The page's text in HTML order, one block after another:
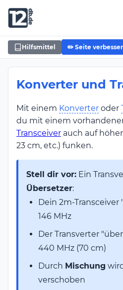
Hilfsmittel ✏️ Seite
Konverter und
Mit einem Konverter oder
du mit einem
Transceiver auch auf
23 cm, etc.) funken.
Stell dir vor: Ein
Übersetzer:
Dein 2m-
146 MHz
Der Transverter
440 MHz (70 cm)
Durch Mischung
verschoben